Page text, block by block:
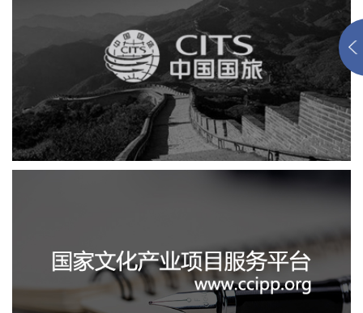
中国国旅
电商网站 网站建设
国家文化项目产业平台
文化艺术 IT平台整体解决方案